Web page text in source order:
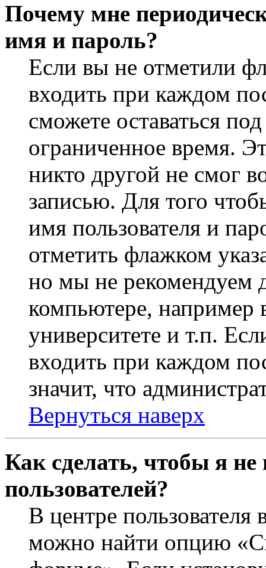
Почему мне
имя и пароль?
Если вы не отметили
входить при каждом
сможете оставаться
ограниченное время.
никто другой не смог
записью. Для того
имя пользователя и
отметить флажком
но мы не рекомендуем
компьютере, например
университете и т.п.
входить при каждом
значит, что
Вернуться наверх
Как сделать, чтобы я
пользователей?
В центре
можно найти опцию